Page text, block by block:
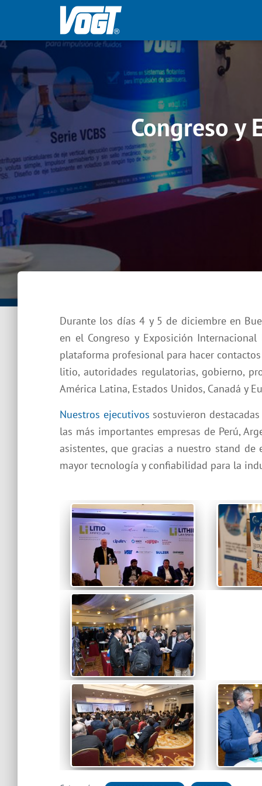
Congreso y
Durante los días 4 y 5 de diciembre en
en el Congreso y Exposición
plataforma profesional para hacer
litio, autoridades regulatorias, gobierno,
América Latina, Estados Unidos, Canadá y
Nuestros ejecutivos sostuvieron
las más importantes empresas de Perú,
asistentes, que gracias a nuestro stand
mayor tecnología y confiabilidad para la